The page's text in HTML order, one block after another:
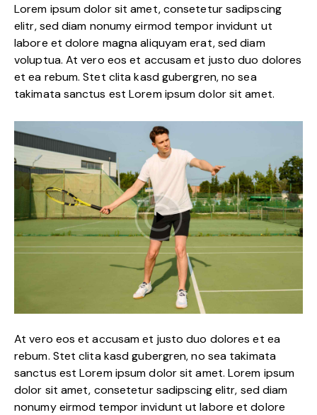
Lorem ipsum dolor sit amet, consetetur sadipscing
elitr, sed diam nonumy eirmod tempor invidunt ut
labore et dolore magna aliquyam erat, sed diam
voluptua. At vero eos et accusam et justo duo dolores
et ea rebum. Stet clita kasd gubergren, no sea
takimata sanctus est Lorem ipsum dolor sit amet.
At vero eos et accusam et justo duo dolores et ea
rebum. Stet clita kasd gubergren, no sea takimata
sanctus est Lorem ipsum dolor sit amet. Lorem ipsum
dolor sit amet, consetetur sadipscing elitr, sed diam
nonumy eirmod tempor invidunt ut labore et dolore